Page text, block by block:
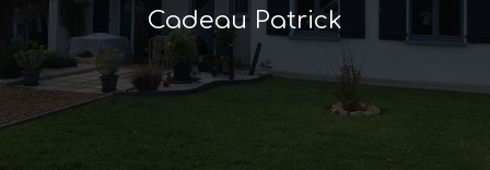
Cadeau Patrick